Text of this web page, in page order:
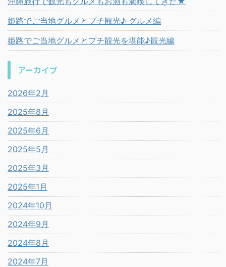
姫路でご当地グルメとプチ観光♪ グルメ編
姫路でご当地グルメとプチ観光を堪能♪観光編
アーカイブ
2026年2月
2025年8月
2025年6月
2025年5月
2025年3月
2025年1月
2024年10月
2024年9月
2024年8月
2024年7月